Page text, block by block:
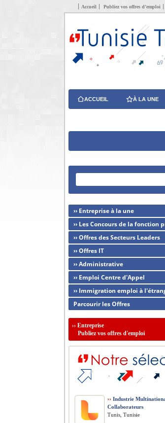
Accueil Publiez vos offres d’emploi
ACCUEIL À LA UNE
›› Entreprise à la une
›› Les Concours de la fonction
›› Offres des Secteurs Leaders
›› Offres IT
›› Administrative
›› Emploi Centre d'Appel
›› Immigration emploi à
Parcourir les Offres
›› Entreprise
Publiez vos offres d'emploi
›› Industrie
Collaborateurs
Tunis, Tunisie